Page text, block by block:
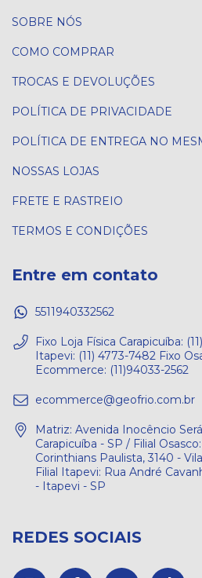
SOBRE NÓS
COMO COMPRAR
TROCAS E DEVOLUÇÕES
POLÍTICA DE PRIVACIDADE
POLÍTICA DE ENTREGA NO
NOSSAS LOJAS
FRETE E RASTREIO
TERMOS E CONDIÇÕES
Entre em contato
5511940332562
Fixo Loja Física Carapicuíba:
Itapevi: (11) 4773-7482 Fixo
Ecommerce: (11)94033-2562
ecommerce@geofrio.com.br
Matriz: Avenida Inocêncio
Carapicuíba - SP / Filial
Corinthians Paulista, 3140 -
Filial Itapevi: Rua André
- Itapevi - SP
REDES SOCIAIS